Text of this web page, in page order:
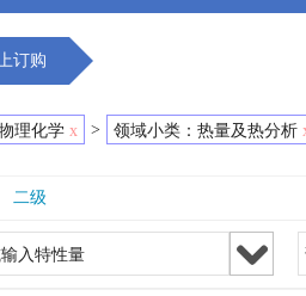
订购
理化学 x > 领域小类：热量及热分析
二级
入特性量